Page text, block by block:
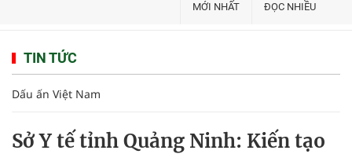
MỚI NHẤT ĐỌC NHIỀU
TIN TỨC
Dấu ấn Việt Nam
Sở Y tế tỉnh Quảng Ninh: Kiến tạo